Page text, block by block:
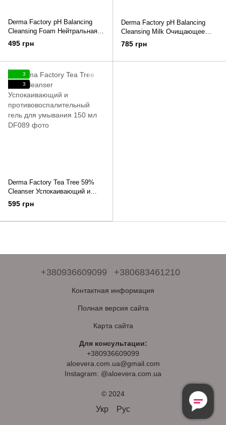
Derma Factory pH Balancing
Cleansing Foam Нейтральная
пенка для умывания лица 120
495 грн
Derma Factory pH Balancing
Cleansing Milk Очищающее
молочко 240 мл
785 грн
3
3
Derma Factory Tea Tree 59%
Cleanser Успокаивающий и
противовоспалительный гель
для умывания 150 мл
595 грн
+380936609099 +380683461210
Контактная информация
Полная версия сайта
Карта сайта
Для консультации:
+380936609099
aloevera.com.ua@gmail.com
Instagram: @aloevera.com.ua
© 2024
Укр Рус
Безкоштовна
Консультація